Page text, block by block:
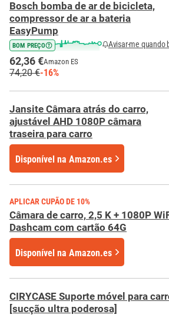
Bosch bomba de ar de bicicleta,
compressor de ar a bateria
EasyPump
BOM PREÇO Avisar-me quando
62,36 €Amazon ES
74,20 €-16%
Jansite Câmara atrás do carro,
ajustável AHD 1080P câmara
traseira para carro
Disponível na Amazon.es
APLICAR CUPÃO DE 10%
Câmara de carro, 2,5 K + 1080P
Dashcam com cartão 64G
Disponível na Amazon.es
CIRYCASE Suporte móvel para
[sucção ultra poderosa]